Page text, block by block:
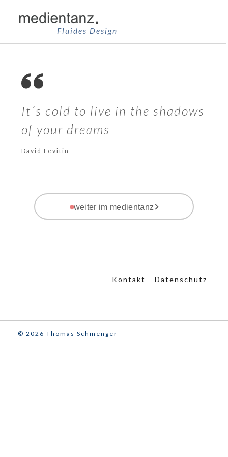
Inhalt
springen
Fluides Design
It´s cold to live in the shadows
of your dreams
David Levitin
weiter im medientanz
Kontakt Datenschutz
© 2026 Thomas Schmenger